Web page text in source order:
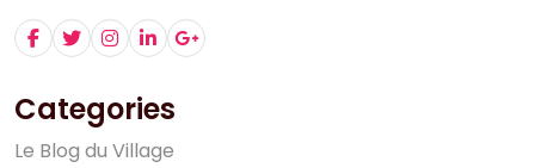
Categories
Le Blog du Village